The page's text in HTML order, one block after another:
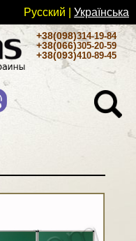
Русский Українськa
+38(098)314-19-84
+38(066)305-20-59
+38(093)410-89-45